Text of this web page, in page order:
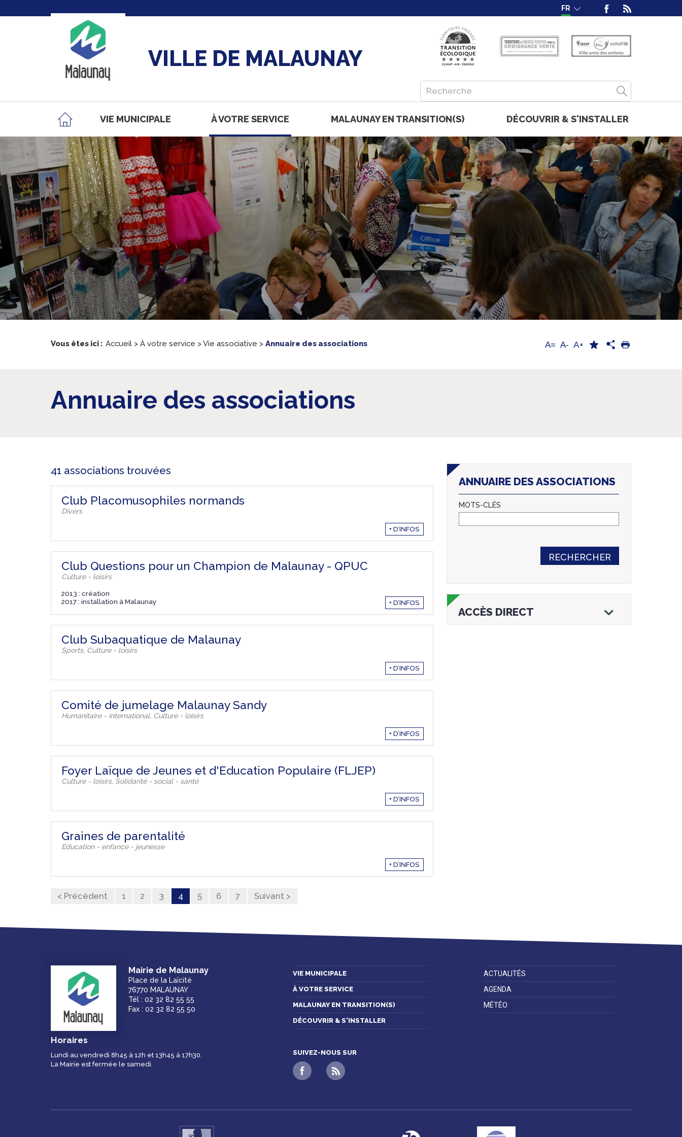
FR
VILLE DE MALAUNAY
VIE MUNICIPALE À VOTRE SERVICE MALAUNAY EN TRANSITION(S) DÉCOUVRIR & S'INSTALLER
Vous êtes ici : Accueil > À votre service >Vie associative > Annuaire des associations A= A- A+
Annuaire des associations
41 associations trouvées
Club Placomusophiles normands
Divers
+ D’INFOS
Club Questions pour un Champion de Malaunay - QPUC
Culture - loisirs
2013 : création
2017 : installation à Malaunay
+ D’INFOS
Club Subaquatique de Malaunay
Sports, Culture - loisirs
+ D’INFOS
Comité de jumelage Malaunay Sandy
Humanitaire - international, Culture - loisirs
+ D’INFOS
Foyer Laïque de Jeunes et d'Education Populaire (FLJEP)
Culture - loisirs, Solidarité - social - santé
+ D’INFOS
Graines de parentalité
Education - enfance - jeunesse
+ D’INFOS
< Précédent 1 2 3 4 5 6 7 Suivant >
ANNUAIRE DES ASSOCIATIONS
MOTS-CLÉS
RECHERCHER
ACCÈS DIRECT
Mairie de Malaunay
Place de la Laïcité
76770 MALAUNAY
Tél : 02 32 82 55 55
Fax : 02 32 82 55 50
Horaires
Lundi au vendredi 8h45 à 12h et 13h45 à 17h30.
La Mairie est fermée le samedi.
VIE MUNICIPALE
À VOTRE SERVICE
MALAUNAY EN TRANSITION(S)
DÉCOUVRIR & S'INSTALLER
SUIVEZ-NOUS SUR
ACTUALITÉS
AGENDA
MÉTÉO